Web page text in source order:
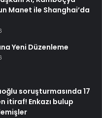
Manet ile Shanghai’da
Yeni Düzenleme
soruşturmasında 17
itiraf! Enkazı bulup